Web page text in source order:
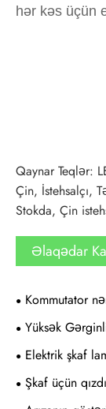
hər kəs üçün
Qaynar Teqlər:
Çin, İstehsalçı,
Stokda, Çin
Əlaqədar
Kommutator
Yüksək
Elektrik şkaf
Şkaf üçün